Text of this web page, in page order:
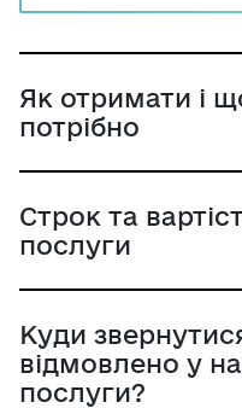
Портал Дія.
Як отримати і
потрібно
Строк та
послуги
Куди
відмовлено у
послуги?